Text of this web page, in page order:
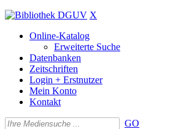
X
Online-Katalog
Erweiterte Suche
Datenbanken
Zeitschriften
Login + Erstnutzer
Mein Konto
Kontakt
GO